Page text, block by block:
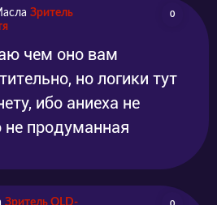
Зритель
0
чем оно вам
но логики тут
ибо аниеха не
не продуманная
Зритель OLD-